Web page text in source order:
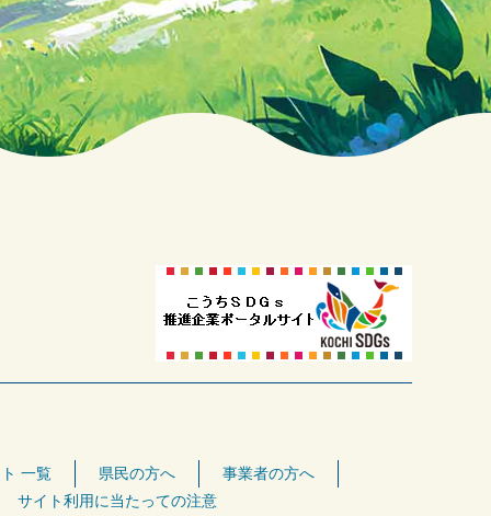
一覧 県民の方へ
事業者の方へ
サイト利用に当たっての注意